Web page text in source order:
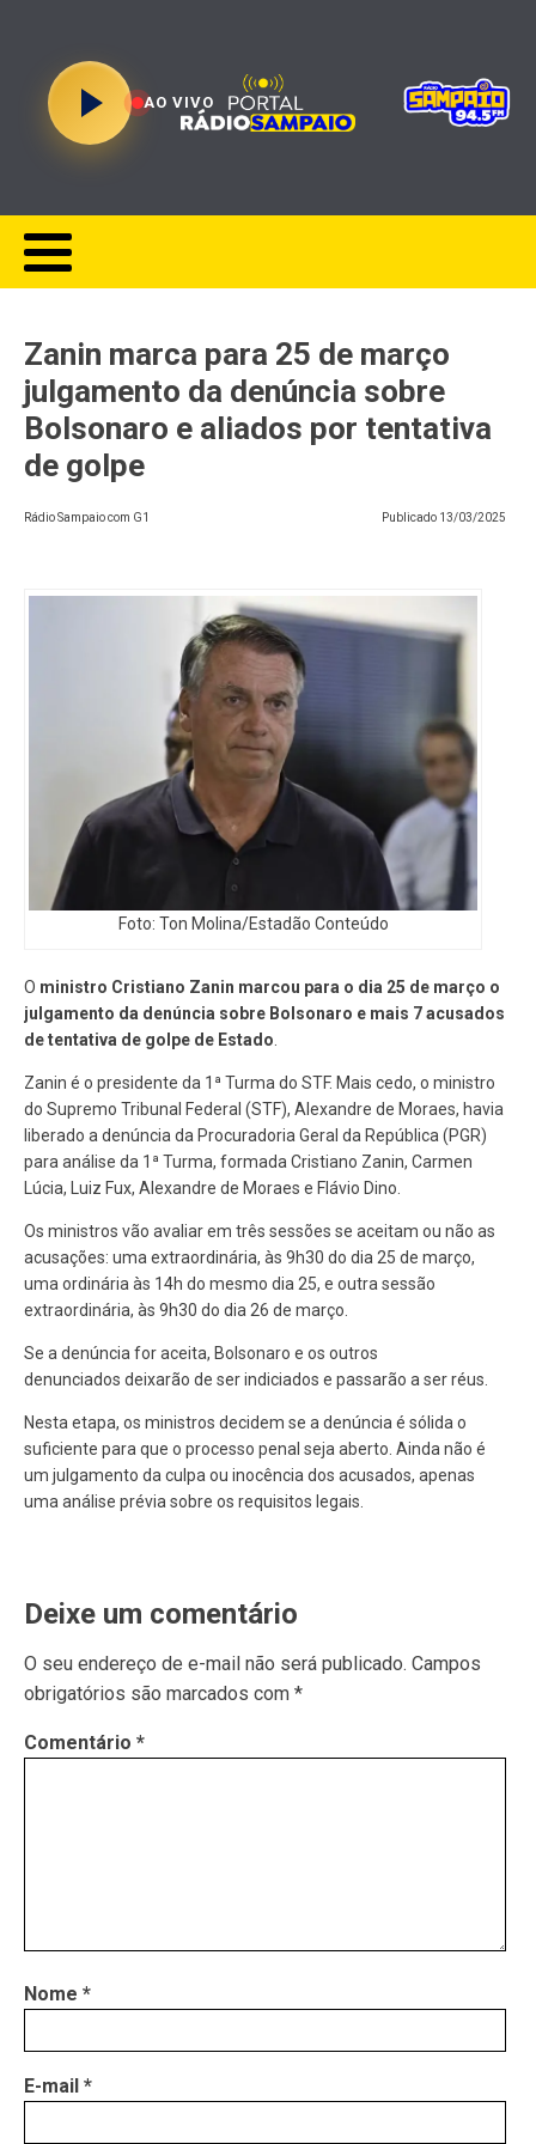
AO VIVO
Zanin marca para 25 de março
julgamento da denúncia sobre
Bolsonaro e aliados por tentativa
de golpe
Rádio Sampaio com G1 Publicado 13/03/2025
Foto: Ton Molina/Estadão Conteúdo
O ministro Cristiano Zanin marcou para o dia 25 de março o
julgamento da denúncia sobre Bolsonaro e mais 7 acusados
de tentativa de golpe de Estado
Zanin é o presidente da 1ª Turma do STF. Mais cedo, o ministro
do Supremo Tribunal Federal (STF), Alexandre de Moraes, havia
liberado a denúncia da Procuradoria Geral da República (PGR)
para análise da 1ª Turma, formada Cristiano Zanin, Carmen
Lúcia, Luiz Fux, Alexandre de Moraes e Flávio Dino.
Os ministros vão avaliar em três sessões se aceitam ou não as
acusações: uma extraordinária, às 9h30 do dia 25 de março,
uma ordinária às 14h do mesmo dia 25, e outra sessão
extraordinária, às 9h30 do dia 26 de março.
Se a denúncia for aceita, Bolsonaro e os outros
denunciados deixarão de ser indiciados e passarão a ser réus
Nesta etapa, os ministros decidem se a denúncia é sólida o
suficiente para que o processo penal seja aberto. Ainda não é
um julgamento da culpa ou inocência dos acusados, apenas
uma análise prévia sobre os requisitos legais.
Deixe um comentário
O seu endereço de e-mail não será publicado. Campos
obrigatórios são marcados com *
Comentário *
Nome *
E-mail *